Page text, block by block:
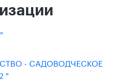
- САДОВОДЧЕСКОЕ
"